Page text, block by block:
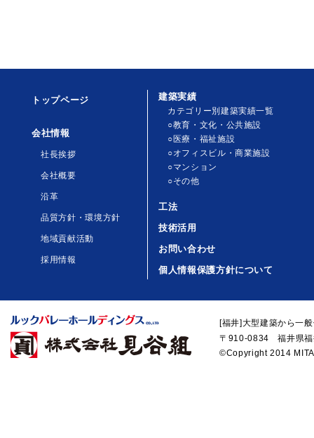
トップページ
会社情報
社長挨拶
会社概要
沿革
品質方針・環境方針
地域貢献活動
採用情報
建築実績
カテゴリー別建築実績一覧
○教育・文化・公共施設
○医療・福祉施設
○オフィスビル・商業施設
○マンション
○その他
工法
技術活用
お問い合わせ
個人情報保護方針について
[福井]大型建築から一
〒910-0834 福井県
©Copyright 2014